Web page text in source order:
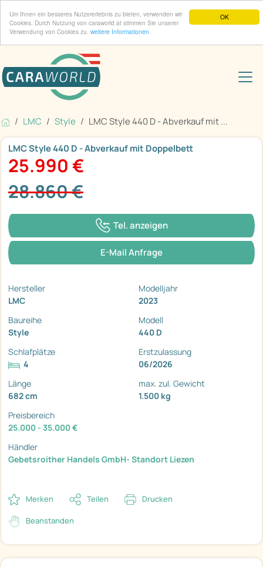
OK
Um Ihnen ein besseres Nutzererlebnis zu bieten, verwenden wir
Cookies. Durch Nutzung von caraworld.at stimmen Sie unserer
Verwendung von Cookies zu. weitere Informationen
LMC Style LMC Style 440 D - Abverkauf mit ...
LMC Style 440 D - Abverkauf mit Doppelbett
25.990 €
28.860 €
Tel. anzeigen
E-Mail Anfrage
Hersteller
LMC
Modelljahr
2023
Baureihe
Style
Modell
440 D
Schlafplätze
4
Erstzulassung
06/2026
Länge
682 cm
max. zul. Gewicht
1.500 kg
Preisbereich
25.000 - 35.000 €
Händler
Gebetsroither Handels GmbH- Standort Liezen
Merken Teilen Drucken
Beanstanden